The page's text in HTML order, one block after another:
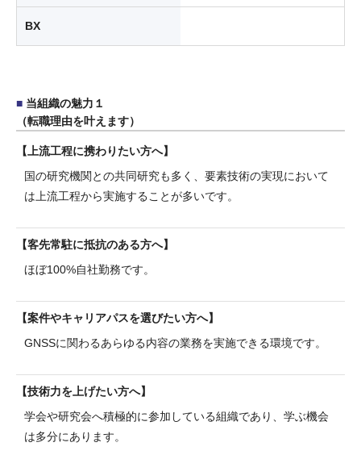
BX
当組織の魅力１
（転職理由を叶えます）
上流工程に携わりたい方へ
国の研究機関との共同研究も多く、要素技術の実現において
は上流工程から実施することが多いです。
客先常駐に抵抗のある方へ
ほぼ100%自社勤務です。
案件やキャリアパスを選びたい方へ
GNSSに関わるあらゆる内容の業務を実施できる環境です。
技術力を上げたい方へ
学会や研究会へ積極的に参加している組織であり、学ぶ機会
は多分にあります。